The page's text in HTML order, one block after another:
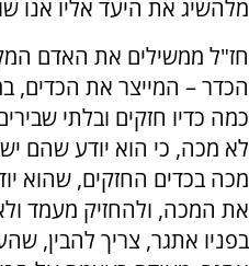
מלהשיג את היעד אליו אנו
חז"ל ממשילים את האדם
הכדר – המייצר את הכדים,
כמה כדיו חזקים ובלתי
לא מכה, כי הוא יודע שהם
מכה בכדים החזקים, שהוא
את המכה, ולהחזיק מעמד
בפניו אתגר, צריך להבין,